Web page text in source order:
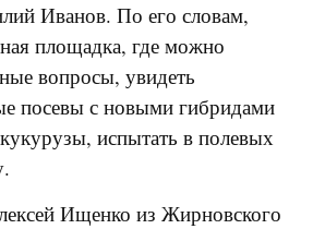
Иванов. По его словам,
площадка, где можно
вопросы, увидеть
посевы с новыми гибридами
испытать в полевых
Ищенко из Жирновского